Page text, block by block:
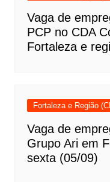
Vaga de
PCP no CDA
Fortaleza e
Fortaleza e Região
Vaga de
Grupo Ari em
sexta (05/09)